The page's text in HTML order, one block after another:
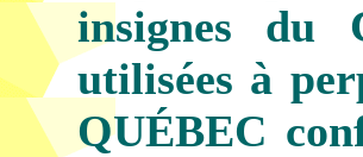
insignes du
utilisées à
QUÉBEC